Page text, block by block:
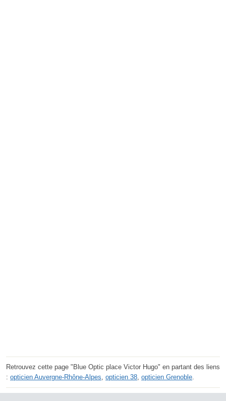
Retrouvez cette page "Blue Optic place Victor Hugo" en partant des liens
: opticien Auvergne-Rhône-Alpes opticien 38 opticien Grenoble